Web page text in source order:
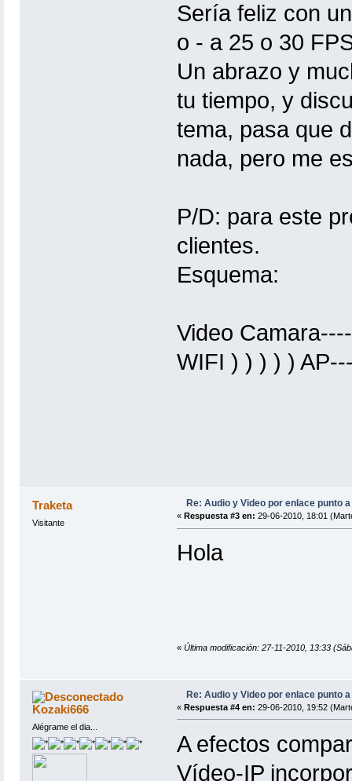
Sería feliz con
o - a 25 o 30
Un abrazo y
tu tiempo, y
tema, pasa que
nada, pero me
P/D: para este
clientes.
Esquema:
Video
WIFI ) ) ) ) )
Traketa
Visitante
Re: Audio y Video por enlace punto
« Respuesta #3 en: 29-06-2010, 18:01
Hola
« Última modificación: 27-11-2010, 13:33
Kozaki666
Alégrame el dia...
Re: Audio y Video por enlace punto
« Respuesta #4 en: 29-06-2010, 19:52
A efectos
Vídeo-IP